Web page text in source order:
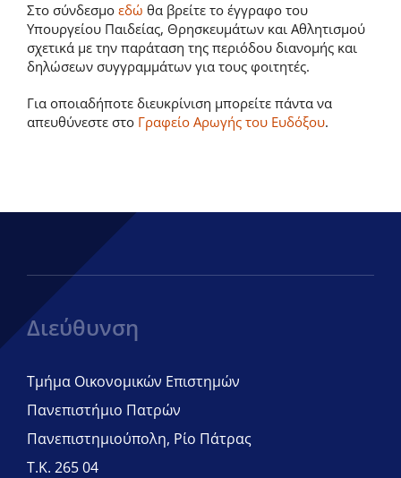
Στο σύνδεσμο εδώ θα βρείτε το έγγραφο του
Υπουργείου Παιδείας, Θρησκευμάτων και Αθλητισμού
σχετικά με την παράταση της περιόδου διανομής και
δηλώσεων συγγραμμάτων για τους φοιτητές.
Για οποιαδήποτε διευκρίνιση μπορείτε πάντα να
απευθύνεστε στο Γραφείο Αρωγής του Ευδόξου.
Διεύθυνση
Τμήμα Οικονομικών Επιστημών
Πανεπιστήμιο Πατρών
Πανεπιστημιούπολη, Ρίο Πάτρας
Τ.Κ. 265 04